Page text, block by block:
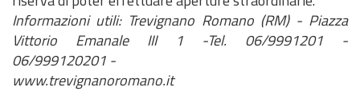
Informazioni utili: Trevignano Romano (RM) - Piazza
Vittorio Emanale III 1 -Tel. 06/9991201 -
06/999120201 -
www.trevignanoromano.it